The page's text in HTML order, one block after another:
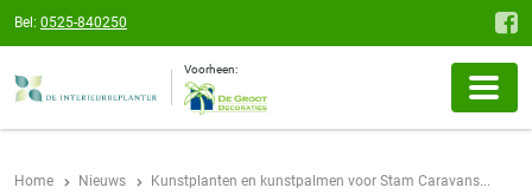
Bel: 0525-840250
Voorheen:
Home Nieuws Kunstplanten en kunstpalmen voor Stam Caravans...